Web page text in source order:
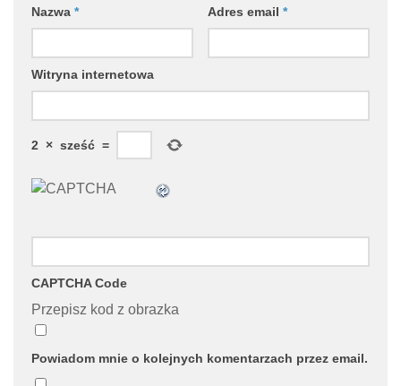
Nazwa * Adres email *
Witryna internetowa
2 × sześć =
CAPTCHA Code
Przepisz kod z obrazka
Powiadom mnie o kolejnych komentarzach przez email.